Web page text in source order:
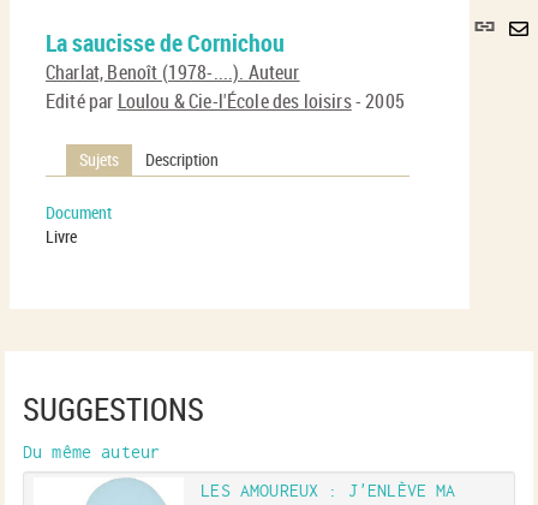
Lien
La saucisse de Cornichou
Charlat, Benoît (1978-....). Auteur
Edité par Loulou & Cie-l'École des loisirs- 2005
Sujets Description
Document
Livre
SUGGESTIONS
Du même auteur
LES AMOUREUX : J'ENLÈVE MA